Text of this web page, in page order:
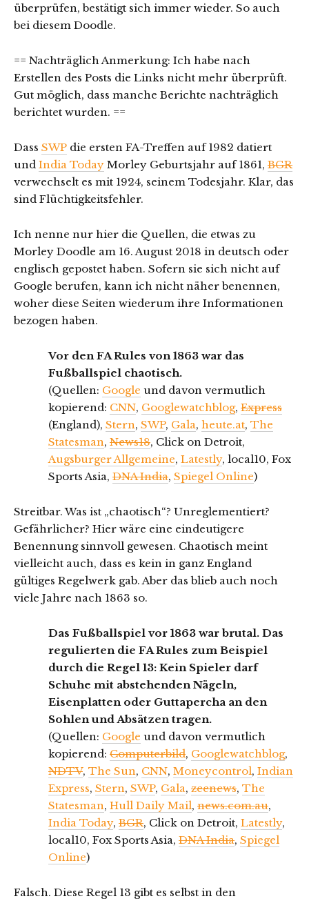
überprüfen, bestätigt sich immer wieder. So auch
bei diesem Doodle.
== Nachträglich Anmerkung: Ich habe nach
Erstellen des Posts die Links nicht mehr überprüft.
Gut möglich, dass manche Berichte nachträglich
berichtet wurden. ==
Dass SWP die ersten FA-Treffen auf 1982 datiert
und India Today Morley Geburtsjahr auf 1861, BGR
verwechselt es mit 1924, seinem Todesjahr. Klar, das
sind Flüchtigkeitsfehler.
Ich nenne nur hier die Quellen, die etwas zu
Morley Doodle am 16. August 2018 in deutsch oder
englisch gepostet haben. Sofern sie sich nicht auf
Google berufen, kann ich nicht näher benennen,
woher diese Seiten wiederum ihre Informationen
bezogen haben.
Vor den FA Rules von 1863 war das
Fußballspiel chaotisch.
(Quellen: Google und davon vermutlich
kopierend: CNN, Googlewatchblog, Express
(England), Stern, SWP, Gala, heute.at, The
Statesman, News18, Click on Detroit,
Augsburger Allgemeine, Latestly, local10, Fox
Sports Asia, DNA India, Spiegel Online)
Streitbar. Was ist „chaotisch“? Unreglementiert?
Gefährlicher? Hier wäre eine eindeutigere
Benennung sinnvoll gewesen. Chaotisch meint
vielleicht auch, dass es kein in ganz England
gültiges Regelwerk gab. Aber das blieb auch noch
viele Jahre nach 1863 so.
Das Fußballspiel vor 1863 war brutal. Das
regulierten die FA Rules zum Beispiel
durch die Regel 13: Kein Spieler darf
Schuhe mit abstehenden Nägeln,
Eisenplatten oder Guttapercha an den
Sohlen und Absätzen tragen.
(Quellen: Google und davon vermutlich
kopierend: Computerbild, Googlewatchblog,
NDTV, The Sun, CNN, Moneycontrol, Indian
Express, Stern, SWP, Gala, zeenews, The
Statesman, Hull Daily Mail, news.com.au,
India Today, BGR, Click on Detroit, Latestly,
local10, Fox Sports Asia, DNA India, Spiegel
Online)
Falsch. Diese Regel 13 gibt es selbst in den